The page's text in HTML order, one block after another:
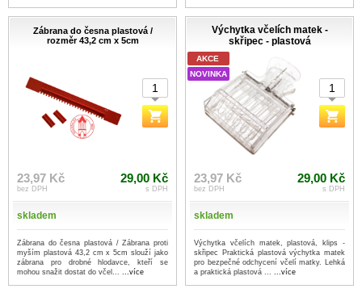
Zábrana do česna plastová /
rozměr 43,2 cm x 5cm
23,97 Kč
bez DPH
29,00 Kč
s DPH
skladem
Zábrana do česna plastová / Zábrana proti
myším plastová 43,2 cm x 5cm slouží jako
zábrana pro drobné hlodavce, kteří se
mohou snažit dostat do včel... ...více
Výchytka včelích matek -
skřipec - plastová
AKCE
NOVINKA
23,97 Kč
bez DPH
29,00 Kč
s DPH
skladem
Výchytka včelích matek, plastová, klips -
skřipec Praktická plastová výchytka matek
pro bezpečné odchycení včelí matky. Lehká
a praktická plastová ... ...více